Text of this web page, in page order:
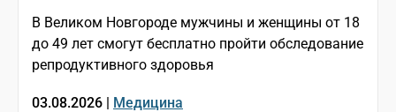
В Великом Новгороде мужчины и женщины от 18
до 49 лет смогут бесплатно пройти обследование
репродуктивного здоровья
03.08.2026 | Медицина